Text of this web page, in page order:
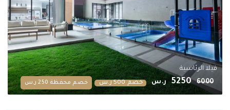
فيلا الرئاسية
6000
5250 ر.س خصم 500 ر.س خصم محفظة 250 ر.س